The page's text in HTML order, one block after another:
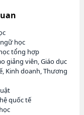
học
tổng hợp
giảng viên, Giáo dục
Kinh doanh, Thương
quốc tế